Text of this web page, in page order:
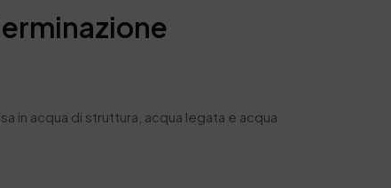
in acqua di struttura, acqua legata e acqua